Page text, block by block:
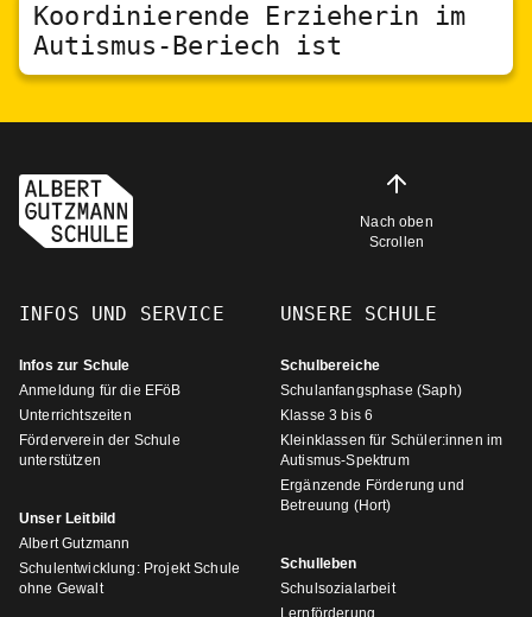
Koordinierende Erzieherin im
Autismus-Beriech ist
Nach oben
Scrollen
INFOS UND SERVICE
Infos zur Schule
Anmeldung für die EFöB
Unterrichtszeiten
Förderverein der Schule
unterstützen
Unser Leitbild
Albert Gutzmann
Schulentwicklung: Projekt Schule
ohne Gewalt
UNSERE SCHULE
Schulbereiche
Schulanfangsphase (Saph)
Klasse 3 bis 6
Kleinklassen für Schüler:innen im
Autismus-Spektrum
Ergänzende Förderung und
Betreuung (Hort)
Schulleben
Schulsozialarbeit
Lernförderung